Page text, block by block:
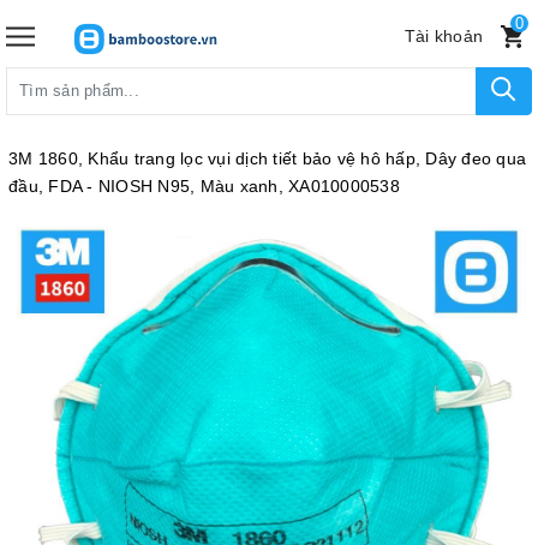
Tài khoản
0
3M 1860, Khẩu trang lọc vụi dịch tiết bảo vệ hô hấp, Dây đeo qua
đầu, FDA - NIOSH N95, Màu xanh, XA010000538